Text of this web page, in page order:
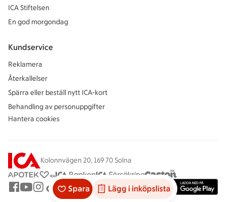
Spara Lägg i inköpslista
ICA Stiftelsen
En god morgondag
Kundservice
Reklamera
Återkallelser
Spärra eller beställ nytt ICA-kort
Behandling av personuppgifter
Hantera cookies
Kolonnvägen 20, 169 70 Solna